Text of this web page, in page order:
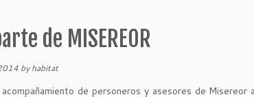
de MISEREOR
byhabitat
de personeros y asesores de Misereor